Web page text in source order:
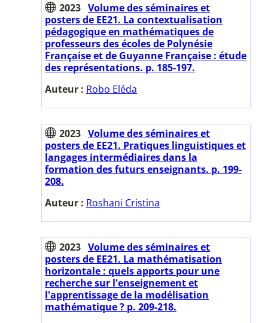
2023 Volume des séminaires et
posters de EE21. La contextualisation
pédagogique en mathématiques de
professeurs des écoles de Polynésie
Française et de Guyanne Française : étude
des représentations. p. 185-197.
Auteur : Robo Eléda
2023 Volume des séminaires et
posters de EE21. Pratiques linguistiques et
langages intermédiaires dans la
formation des futurs enseignants. p. 199-
208.
Auteur : Roshani Cristina
2023 Volume des séminaires et
posters de EE21. La mathématisation
horizontale : quels apports pour une
recherche sur l'enseignement et
l'apprentissage de la modélisation
mathématique ? p. 209-218.